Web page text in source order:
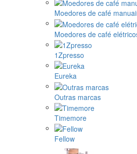
Moedores de café
Moedores de café
1Zpresso
Eureka
Outras marcas
Timemore
Fellow